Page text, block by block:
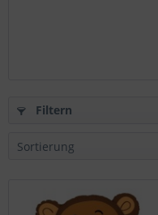
Filtern